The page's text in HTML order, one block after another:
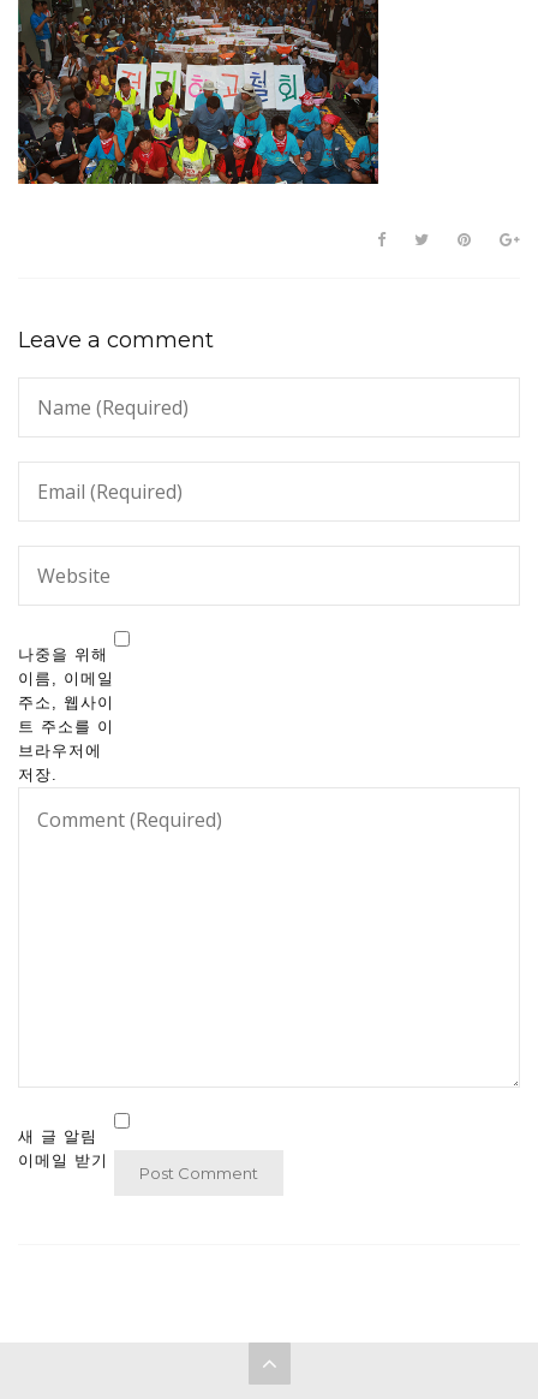
Leave a comment
나중을 위해
이름, 이메일
주소, 웹사이
트 주소를 이
브라우저에
저장.
새 글 알림
이메일 받기